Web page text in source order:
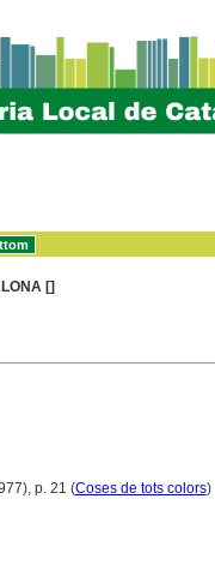
[]
p. 21 (Coses de tots colors)